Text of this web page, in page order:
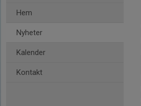
Hem
Nyheter
Kalender
Kontakt